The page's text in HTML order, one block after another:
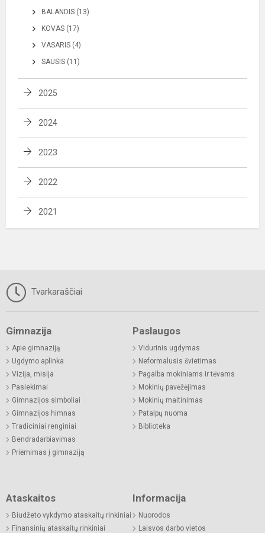
BALANDIS (13)
KOVAS (17)
VASARIS (4)
SAUSIS (11)
2025
2024
2023
2022
2021
Tvarkaraščiai
Gimnazija
Apie gimnaziją
Ugdymo aplinka
Vizija, misija
Pasiekimai
Gimnazijos simboliai
Gimnazijos himnas
Tradiciniai renginiai
Bendradarbiavimas
Priėmimas į gimnaziją
Paslaugos
Vidurinis ugdymas
Neformalusis švietimas
Pagalba mokiniams ir tėvams
Mokinių pavėžėjimas
Mokinių maitinimas
Patalpų nuoma
Biblioteka
Ataskaitos
Biudžeto vykdymo ataskaitų rinkiniai
Finansinių ataskaitų rinkiniai
Informacija
Nuorodos
Laisvos darbo vietos